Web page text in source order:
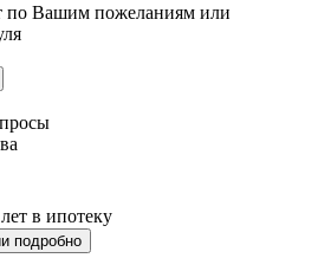
по Вашим пожеланиям или
в ипотеку
подробно